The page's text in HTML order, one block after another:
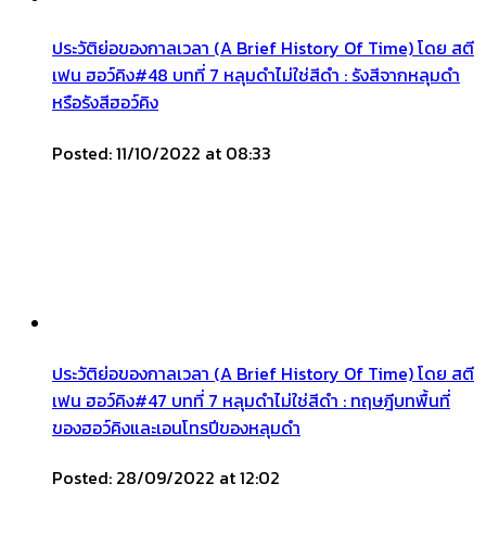
ประวัติย่อของกาลเวลา (A Brief History Of Time) โดย สตี
เฟน ฮอว์คิง#48 บทที่ 7 หลุมดำไม่ใช่สีดำ : รังสีจากหลุมดำ
หรือรังสีฮอว์คิง
Posted: 11/10/2022 at 08:33
ประวัติย่อของกาลเวลา (A Brief History Of Time) โดย สตี
เฟน ฮอว์คิง#47 บทที่ 7 หลุมดำไม่ใช่สีดำ : ทฤษฎีบทพื้นที่
ของฮอว์คิงและเอนโทรปีของหลุมดำ
Posted: 28/09/2022 at 12:02